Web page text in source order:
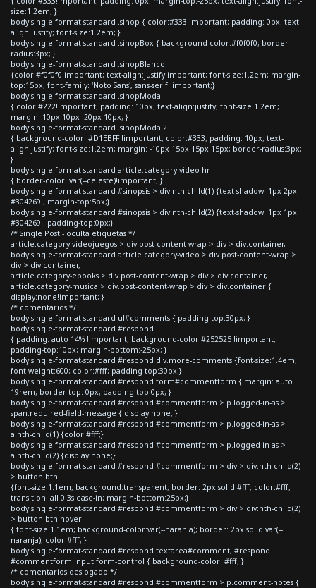
size:1.2em; }
body.single-format-standard .sinop { color:#333!important; padding: 0px; text-
align:justify; font-size:1.2em; }
body.single-format-standard .sinopBox { background-color:#f0f0f0; border-
radius:3px; }
body.single-format-standard .sinopBlanco
{color:#f0f0f0!important; text-align:justify!important; font-size:1.2em; margin-
top:15px; font-family: 'Noto Sans', sans-serif !important;}
body.single-format-standard .sinopModal
{ color:#222!important; padding: 10px; text-align:justify; font-size:1.2em;
margin: 10px 10px -20px 10px; }
body.single-format-standard .sinopModal2
{ background-color: #D1EBFF !important; color:#333; padding: 10px; text-
align:justify; font-size:1.2em; margin: -10px 15px 15px 15px; border-radius:3px;
}
body.single-format-standard article.category-video hr
{ border-color: var(--celeste)!important; }
body.single-format-standard #sinopsis > div:nth-child(1) {text-shadow: 1px 2px
#304269 ; margin-top:5px;}
body.single-format-standard #sinopsis > div:nth-child(2) {text-shadow: 1px 1px
#304269 ; padding-top:0px;}
/* Single Post - oculta etiquetas */
article.category-videojuegos > div.post-content-wrap > div > div.container,
body.single-format-standard article.category-video > div.post-content-wrap >
div > div.container,
article.category-ebooks > div.post-content-wrap > div > div.container,
article.category-musica > div.post-content-wrap > div > div.container {
display:none!important; }
/* comentarios */
body.single-format-standard ul#comments { padding-top:30px; }
body.single-format-standard #respond
{ padding: auto 14% !important; background-color:#252525 !important;
padding-top:10px; margin-bottom:-25px; }
body.single-format-standard #respond div.more-comments {font-size:1.4em;
font-weight:600; color:#fff; padding-top:30px;}
body.single-format-standard #respond form#commentform { margin: auto
19rem; border-top: 0px; padding-top:0px; }
body.single-format-standard #respond #commentform > p.logged-in-as >
span.required-field-message { display:none; }
body.single-format-standard #respond #commentform > p.logged-in-as >
a:nth-child(1) {color:#fff;}
body.single-format-standard #respond #commentform > p.logged-in-as >
a:nth-child(2) {display:none;}
body.single-format-standard #respond #commentform > div > div:nth-child(2)
> button.btn
{font-size:1.1em; background:transparent; border: 2px solid #fff; color:#fff;
transition: all 0.3s ease-in; margin-bottom:25px;}
body.single-format-standard #respond #commentform > div > div:nth-child(2)
> button.btn:hover
{ font-size:1.1em; background-color:var(--naranja); border: 2px solid var(--
naranja); color:#fff; }
body.single-format-standard #respond textarea#comment, #respond
#commentform input.form-control { background-color: #fff; }
/* comentarios deslogado */
body.single-format-standard #respond #commentform > p.comment-notes {